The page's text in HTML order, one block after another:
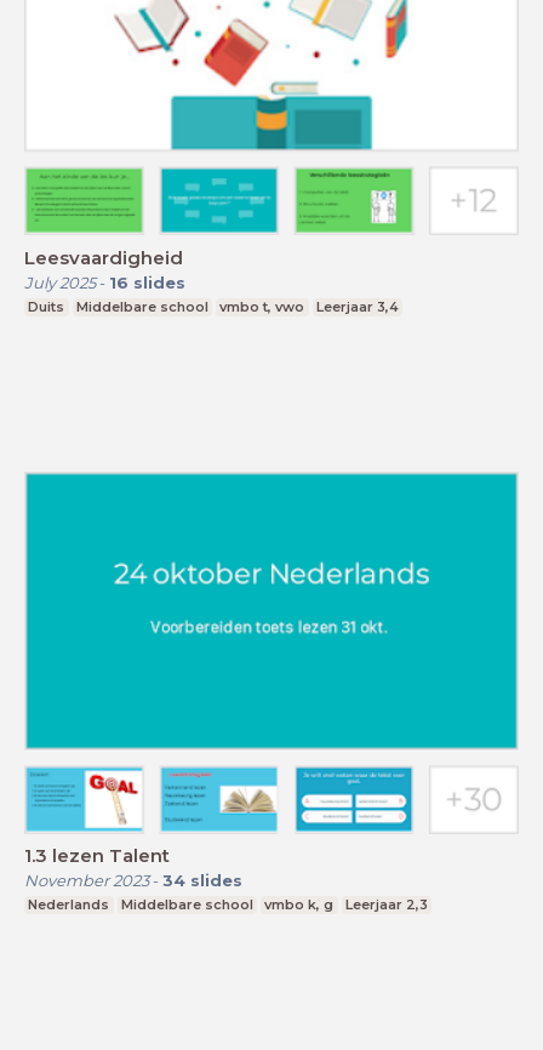
Leesvaardigheid
July 2025- 16 slides
Duits Middelbare school vmbo t, vwo Leerjaar 3,4
1.3 lezen Talent
November 2023- 34 slides
Nederlands Middelbare school vmbo k, g Leerjaar 2,3